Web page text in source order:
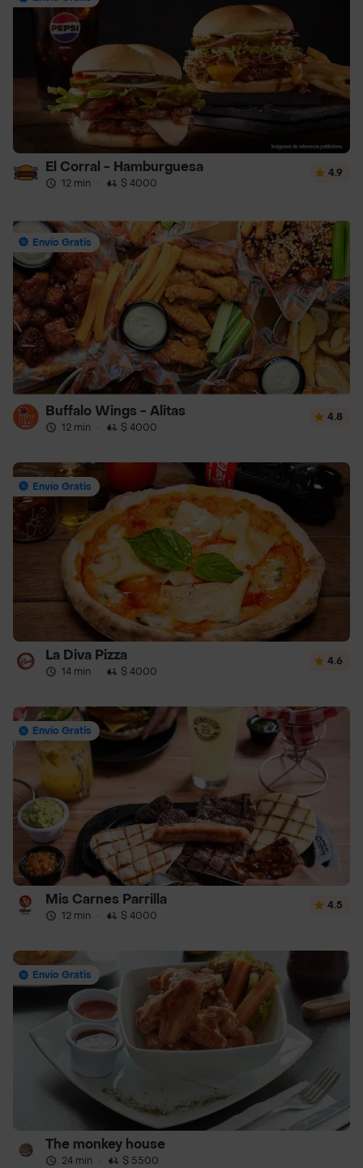
El Corral - Hamburguesa
12 min · $ 4000
4.9
Envío Gratis
Buffalo Wings - Alitas
12 min · $ 4000
4.8
Envío Gratis
La Diva Pizza
14 min · $ 4000
4.6
Envío Gratis
Mis Carnes Parrilla
12 min · $ 4000
4.5
Envío Gratis
The monkey house
24 min · $ 5500